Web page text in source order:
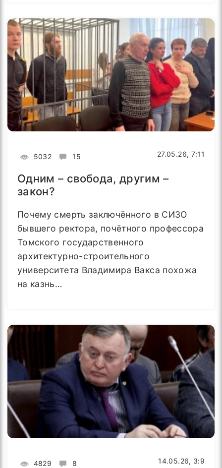
5032 15 27.05.26, 7:11
Одним – свобода, другим –
закон?
Почему смерть заключённого в СИЗО
бывшего ректора, почётного профессора
Томского государственного
архитектурно-строительного
университета Владимира Вакса похожа
на казнь…
4829 8 14.05.26, 3:9